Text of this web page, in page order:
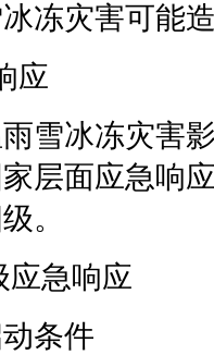
冻灾害可能
应
雪冰冻灾害
层面应急响
。
急响应
条件